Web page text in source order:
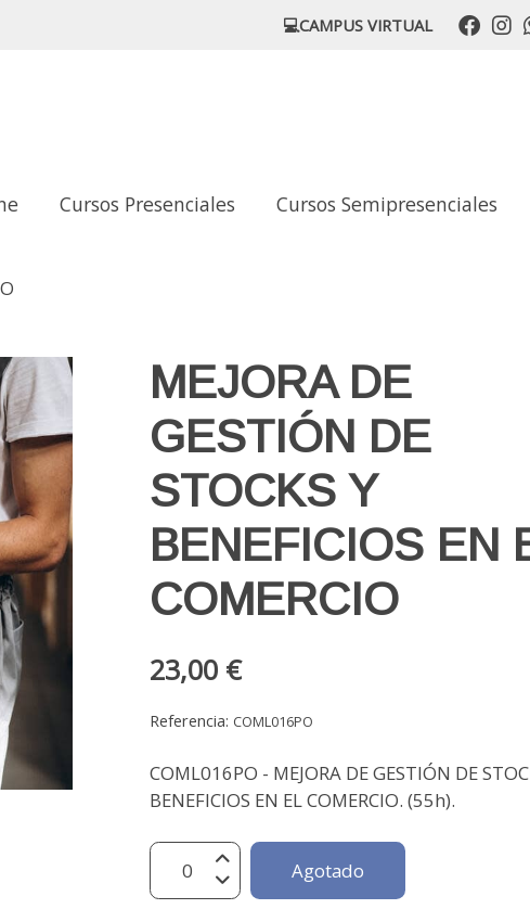
💻CAMPUS VIRTUAL
Cursos Presenciales Cursos Semipresenciales
MEJORA DE
GESTIÓN DE
STOCKS Y
BENEFICIOS EN
COMERCIO
23,00 €
Referencia: COML016PO
COML016PO - MEJORA DE GESTIÓN DE
BENEFICIOS EN EL COMERCIO. (55h).
Agotado